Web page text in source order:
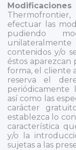
Modificaciones
efectuar las
pudiendo
contenidos y/o
éstos aparezcan
forma, el cliente
reserva el
periódicamente
así como las
carácter
establezca lo
característica
y/o la
sujetas a las